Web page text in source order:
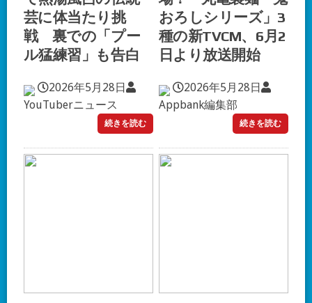
芸に体当たり挑
戦 裏での「プー
ル猛練習」も告白
2026年5月28日
YouTuberニュース
続きを読む
おろしシリーズ」3
種の新TVCM、6月2
日より放送開始
2026年5月28日
Appbank編集部
続きを読む